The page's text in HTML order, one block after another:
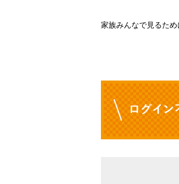
家族みんなで見るた